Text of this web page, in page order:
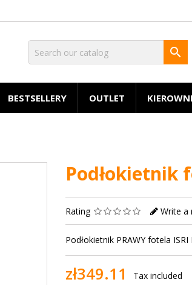

BESTSELLERY OUTLET
Podłokietnik
Rating Write a
Podłokietnik PRAWY fotela
zł349.11 Tax included